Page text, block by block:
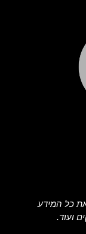
כל המידע
ועוד.